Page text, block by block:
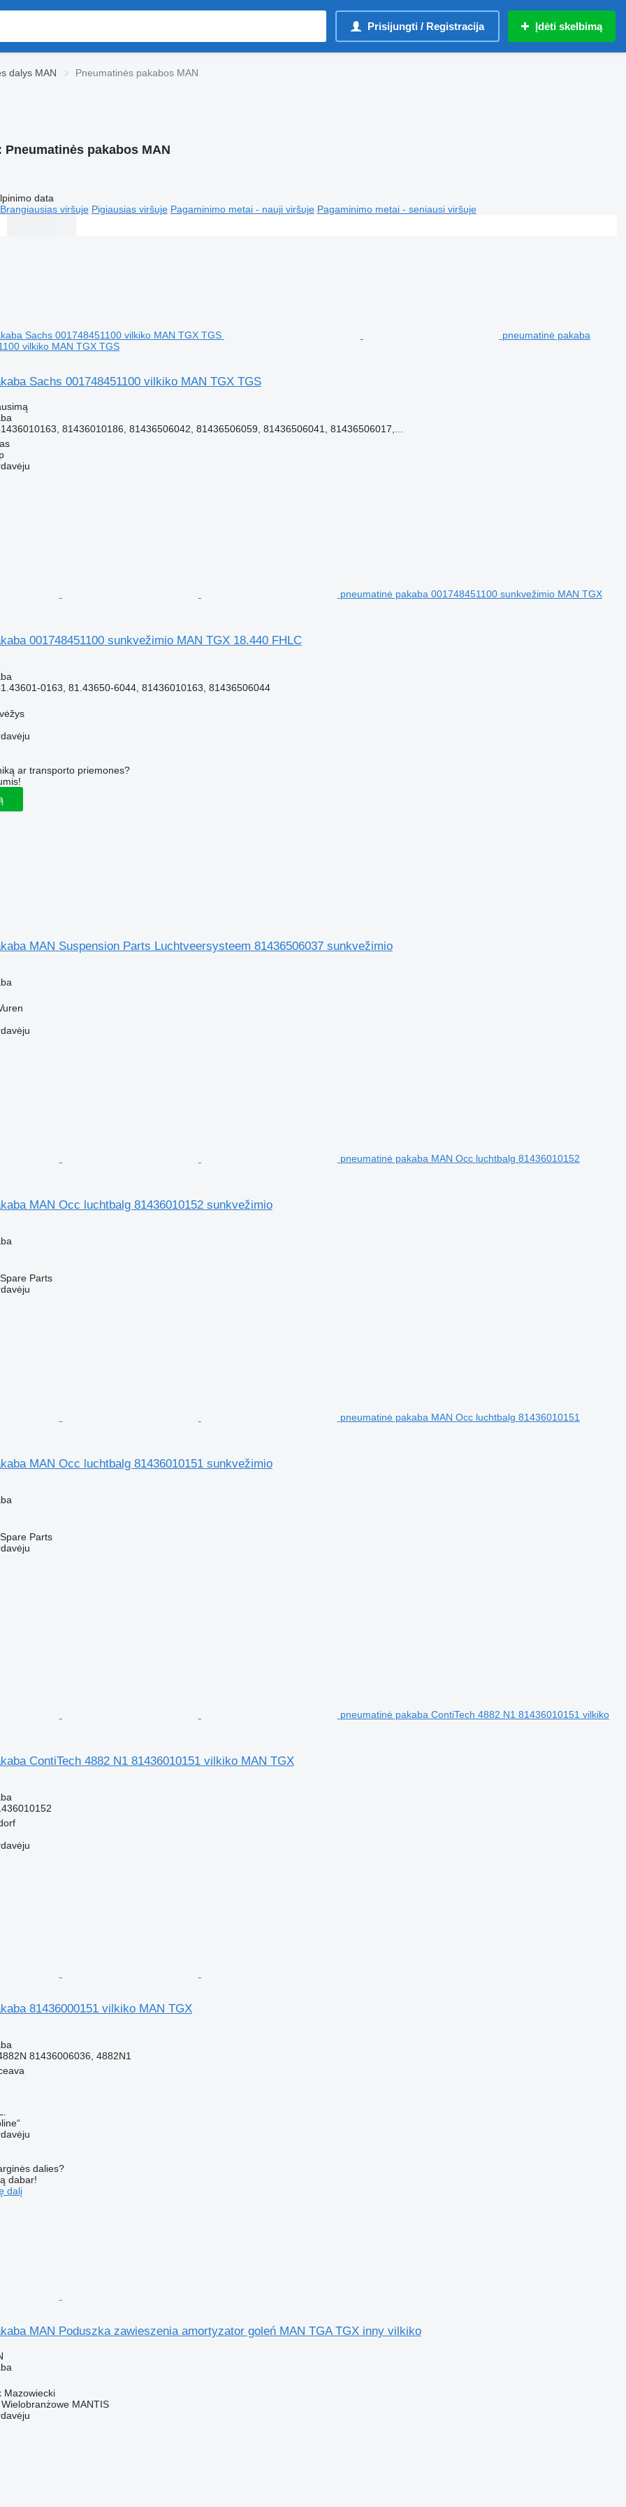
Prisijungti / Registracija Įdėti skelbimą
dalys MAN Pneumatinės pakabos MAN
Pneumatinės pakabos MAN
data
Brangiausias viršuje Pigiausias viršuje Pagaminimo metai - nauji viršuje Pagaminimo metai - seniausi viršuje
pneumatinė pakaba
vilkiko MAN TGX TGS
Sachs 001748451100 vilkiko MAN TGX TGS
81436010186, 81436506042, 81436506059, 81436506041, 81436506017,...
pneumatinė pakaba 001748451100 sunkvežimio MAN TGX
001748451100 sunkvežimio MAN TGX 18.440 FHLC
0163, 81.43650-6044, 81436010163, 81436506044
ar transporto priemones?
MAN Suspension Parts Luchtveersysteem 81436506037 sunkvežimio
pneumatinė pakaba MAN Occ luchtbalg 81436010152
MAN Occ luchtbalg 81436010152 sunkvežimio
Parts
pneumatinė pakaba MAN Occ luchtbalg 81436010151
MAN Occ luchtbalg 81436010151 sunkvežimio
Parts
pneumatinė pakaba ContiTech 4882 N1 81436010151 vilkiko
ContiTech 4882 N1 81436010151 vilkiko MAN TGX
81436000151 vilkiko MAN TGX
81436006036, 4882N1
dalies?
dabar!
dalį
MAN Poduszka zawieszenia amortyzator goleń MAN TGA TGX inny vilkiko
Mazowiecki
MANTIS